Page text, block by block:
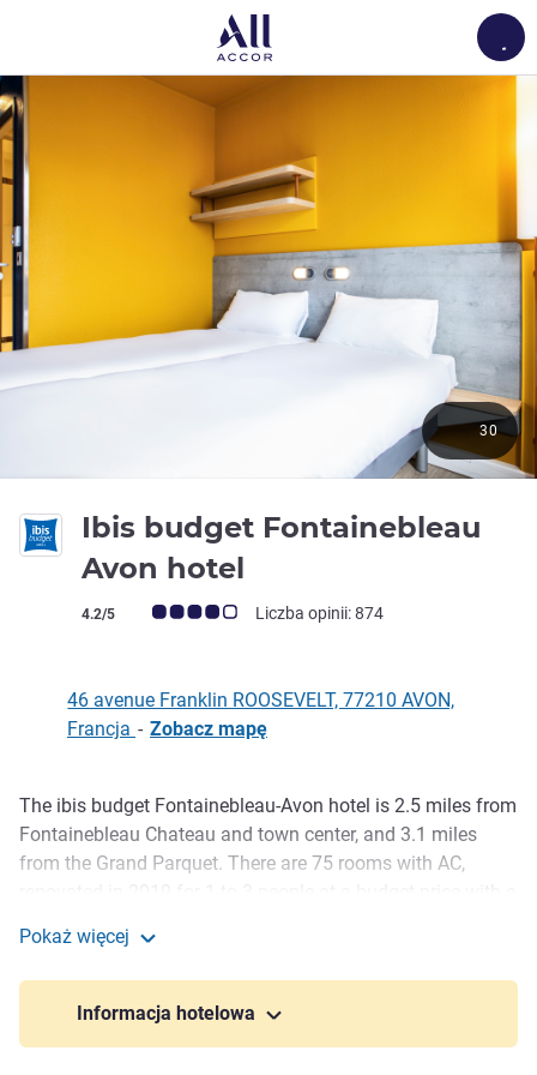
Ibis budget Fontainebleau
Avon hotel
Ocena klientów (Ocena ALL)
4.2/5 Liczba opinii: 874
30
46 avenue Franklin ROOSEVELT, 77210 AVON,
Francja - Zobacz mapę
Opis
The ibis budget Fontainebleau-Avon hotel is 2.5 miles from
Fontainebleau Chateau and town center, and 3.1 miles
from the Grand Parquet. There are 75 rooms with AC,
enclosed parking. All-you-can-eat buffet breakfast at a
smart rate. Explore the region for hikes, walks or rock
climbing.
Pokaż więcej
Informacja hotelowa